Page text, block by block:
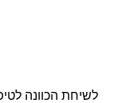
לשיחת הכוונה